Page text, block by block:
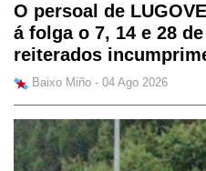
O persoal de
á folga o 7, 14 e 28
reiterados
Baixo Miño - 04 Ago 2026